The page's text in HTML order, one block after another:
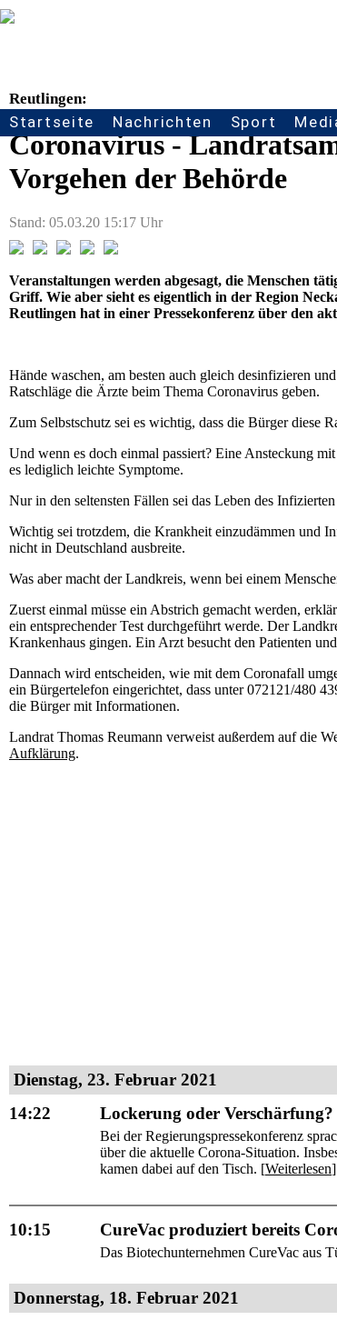
Seitennavigation
Startseite Nachrichten Sport
Reutlingen:
Coronavirus -
Vorgehen der Behörde
Stand: 05.03.20 15:17 Uhr
Veranstaltungen werden abgesagt, die Menschen
Griff. Wie aber sieht es eigentlich in der Region
Reutlingen hat in einer Pressekonferenz über den
Hände waschen, am besten auch gleich desinfizieren
Ratschläge die Ärzte beim Thema Coronavirus geben.
Zum Selbstschutz sei es wichtig, dass die Bürger diese
Und wenn es doch einmal passiert? Eine Ansteckung
es lediglich leichte Symptome.
Nur in den seltensten Fällen sei das Leben des
Wichtig sei trotzdem, die Krankheit einzudämmen und
nicht in Deutschland ausbreite.
Was aber macht der Landkreis, wenn bei einem
Zuerst einmal müsse ein Abstrich gemacht werden,
ein entsprechender Test durchgeführt werde. Der
Krankenhaus gingen. Ein Arzt besucht den Patienten
Dannach wird entscheiden, wie mit dem Coronafall
ein Bürgertelefon eingerichtet, dass unter 072121/480
die Bürger mit Informationen.
Landrat Thomas Reumann verweist außerdem auf die
Aufklärung.
Dienstag, 23. Februar 2021
14:22
Lockerung oder
Bei der Regierungspressekonferenz
über die aktuelle Corona-Situation.
kamen dabei auf den Tisch. [Weiterlesen]
10:15 CureVac produziert bereits
Das Biotechunternehmen CureVac aus
Donnerstag, 18. Februar 2021